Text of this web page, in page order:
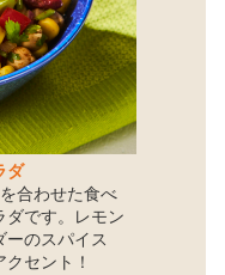
ダ
合わせた食べ
ダです。レモン
ーのスパイス
セント！